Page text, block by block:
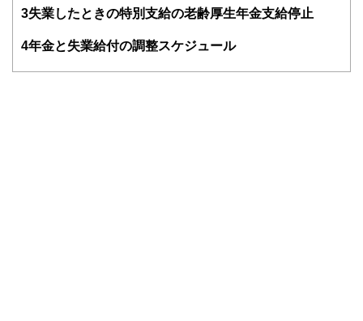
ＯＡＬを目指します。
https://www.shukuwa.com/
3失業したときの特別支給の老齢厚生年金支給停止
4年金と失業給付の調整スケジュール